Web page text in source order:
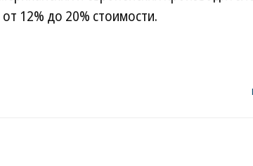
12% до 20% стоимости.